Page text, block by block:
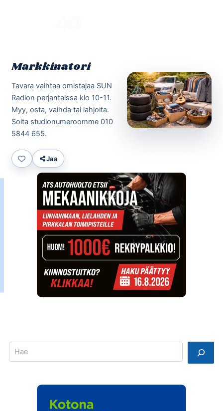
Markkinatori
Tavara vaihtaa omistajaa SUN
Radion perjantaissa klo 10-11.
Myy, osta, vaihda tai lahjoita.
Soita studionumeroomme 010
5844 655.
Jaa